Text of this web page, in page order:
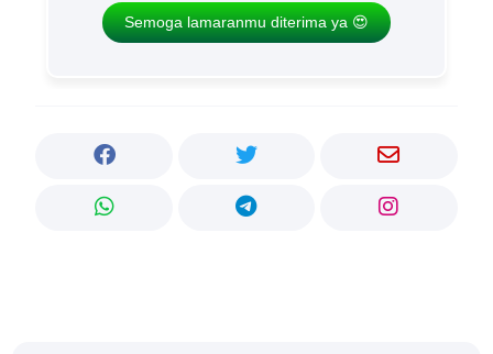
Semoga lamaranmu diterima ya 😍